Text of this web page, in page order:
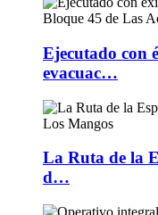
Ejecutado con
evacuac…
La Ruta de la
d…